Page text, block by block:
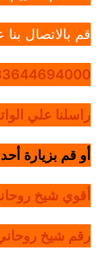
قم بالاتصال
راسلنا علي
أو قم بزيارة
أقوي شيخ
رقم شيخ